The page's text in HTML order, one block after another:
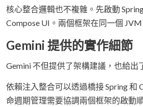
核心整合邏輯也不複雜。先啟動
Compose UI。兩個框架在同一個 JVM
Gemini 提供的實作細節
Gemini 不但提供了架構建議，也給出
依賴注入整合可以透過橋接 Spring 和
命週期管理需要協調兩個框架的啟動